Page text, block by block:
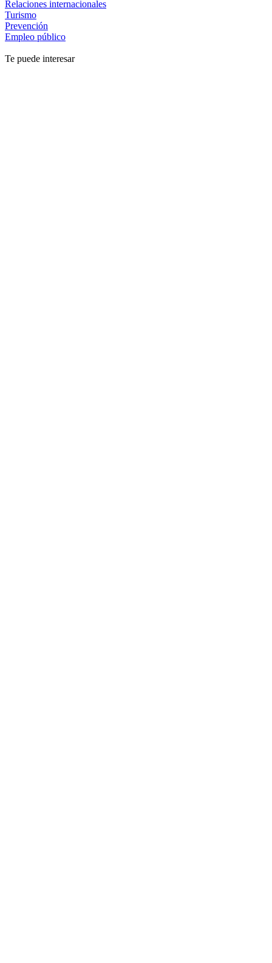
Relaciones internacionales
Turismo
Prevención
Empleo público
Te puede interesar